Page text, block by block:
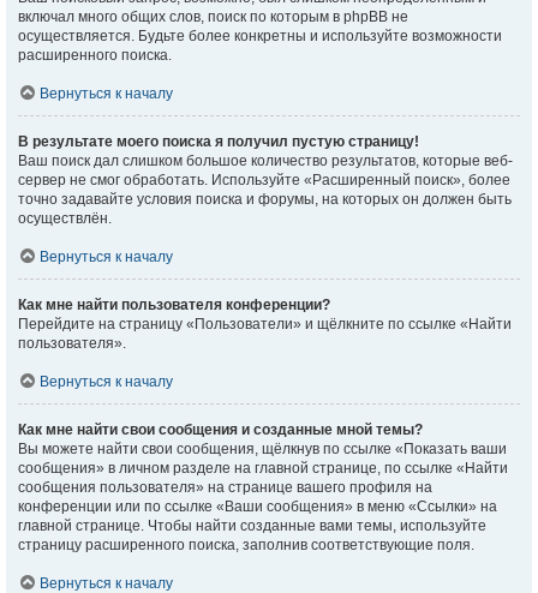
включал много общих слов, поиск по которым в phpBB не
осуществляется. Будьте более конкретны и используйте возможности
расширенного поиска.
Вернуться к началу
В результате моего поиска я получил пустую страницу!
Ваш поиск дал слишком большое количество результатов, которые веб-
сервер не смог обработать. Используйте «Расширенный поиск», более
точно задавайте условия поиска и форумы, на которых он должен быть
осуществлён.
Вернуться к началу
Как мне найти пользователя конференции?
Перейдите на страницу «Пользователи» и щёлкните по ссылке «Найти
пользователя».
Вернуться к началу
Как мне найти свои сообщения и созданные мной темы?
Вы можете найти свои сообщения, щёлкнув по ссылке «Показать ваши
сообщения» в личном разделе на главной странице, по ссылке «Найти
сообщения пользователя» на странице вашего профиля на
конференции или по ссылке «Ваши сообщения» в меню «Ссылки» на
главной странице. Чтобы найти созданные вами темы, используйте
страницу расширенного поиска, заполнив соответствующие поля.
Вернуться к началу